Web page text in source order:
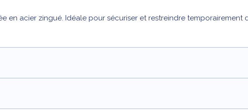
en acier zingué. Idéale pour sécuriser et restreindre